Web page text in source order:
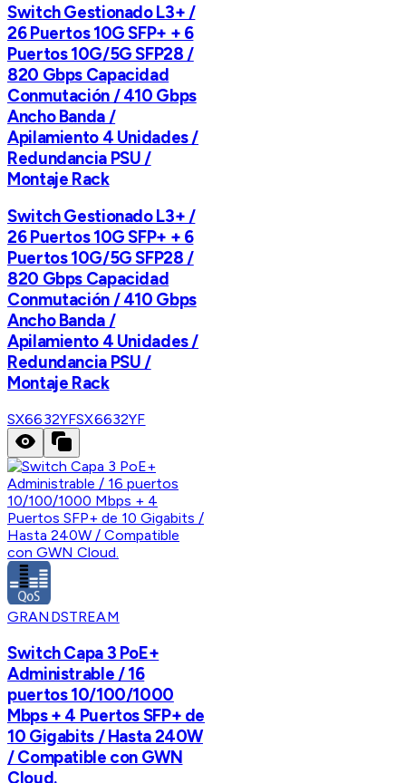
Switch Gestionado L3+ /
26 Puertos 10G SFP+ + 6
Puertos 10G/5G SFP28 /
820 Gbps Capacidad
Conmutación / 410 Gbps
Ancho Banda /
Apilamiento 4 Unidades /
Redundancia PSU /
Montaje Rack
Switch Gestionado L3+ /
26 Puertos 10G SFP+ + 6
Puertos 10G/5G SFP28 /
820 Gbps Capacidad
Conmutación / 410 Gbps
Ancho Banda /
Apilamiento 4 Unidades /
Redundancia PSU /
Montaje Rack
SX6632YFSX6632YF
GRANDSTREAM
Switch Capa 3 PoE+
Administrable / 16
puertos 10/100/1000
Mbps + 4 Puertos SFP+ de
10 Gigabits / Hasta 240W
/ Compatible con GWN
Cloud.